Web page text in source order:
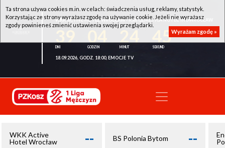
WKK ACTIVE HOTEL WROCŁAW - KSK QEMETICA NOTEĆ INOWROCŁAW
45
18.09.2026, GODZ. 18:00, EMOCJE TV
WKK Active
Hotel Wrocław
-- BS Polonia Bytom --
Ta strona używa cookies m.in. w celach: świadczenia usług, reklamy, statystyk.
Korzystając ze strony wyrażasz zgodę na używanie cookie. Jeżeli nie wyrażasz
zgody powinieneś zmienić ustawienia swojej przeglądarki.
Wyrażam zgodę »